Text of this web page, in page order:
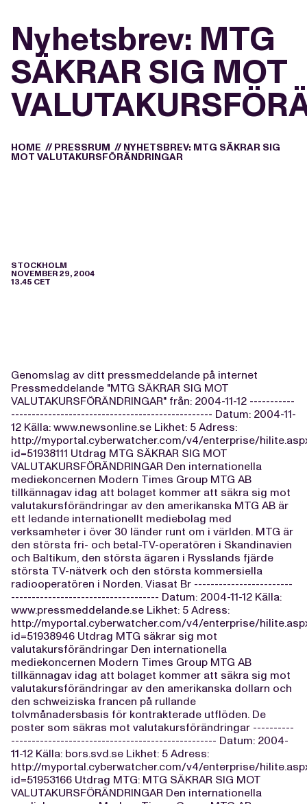
Nyhetsbrev: MTG
SÄKRAR SIG MOT
HOME // PRESSRUM // NYHETSBREV: MTG SÄKRAR SIG
MOT VALUTAKURSFÖRÄNDRINGAR
STOCKHOLM
NOVEMBER 29, 2004
13.45 CET
Genomslag av ditt pressmeddelande på internet
Pressmeddelande "MTG SÄKRAR SIG MOT
VALUTAKURSFÖRÄNDRINGAR" från: 2004-11-12 -----------
------------------------------------------------- Datum: 2004-11-
12 Källa: www.newsonline.se Likhet: 5 Adress:
http://myportal.cyberwatcher.com/v4/enterprise/
id=51938111 Utdrag MTG SÄKRAR SIG MOT
VALUTAKURSFÖRÄNDRINGAR Den internationella
mediekoncernen Modern Times Group MTG AB
tillkännagav idag att bolaget kommer att säkra sig mot
valutakursförändringar av den amerikanska MTG AB är
ett ledande internationellt mediebolag med
verksamheter i över 30 länder runt om i världen. MTG är
den största fri- och betal-TV-operatören i Skandinavien
och Baltikum, den största ägaren i Rysslands fjärde
största TV-nätverk och den största kommersiella
radiooperatören i Norden. Viasat Br ------------------------
------------------------------------ Datum: 2004-11-12 Källa:
www.pressmeddelande.se Likhet: 5 Adress:
http://myportal.cyberwatcher.com/v4/enterprise/
id=51938946 Utdrag MTG säkrar sig mot
valutakursförändringar Den internationella
mediekoncernen Modern Times Group MTG AB
tillkännagav idag att bolaget kommer att säkra sig mot
valutakursförändringar av den amerikanska dollarn och
den schweiziska francen på rullande
tolvmånadersbasis för kontrakterade utflöden. De
poster som säkras mot valutakursförändringar ----------
-------------------------------------------------- Datum: 2004-
11-12 Källa: bors.svd.se Likhet: 5 Adress:
http://myportal.cyberwatcher.com/v4/enterprise/
id=51953166 Utdrag MTG: MTG SÄKRAR SIG MOT
VALUTAKURSFÖRÄNDRINGAR Den internationella